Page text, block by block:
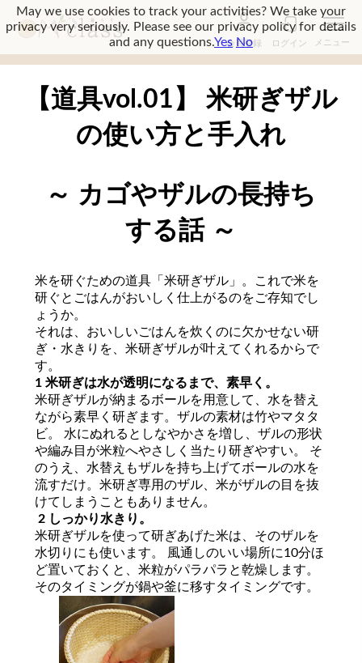
会員登録 ログイン
【道具vol.01】 米研ぎザル
の使い方と手入れ
～ カゴやザルの長持ち
する話 ～
米を研ぐための道具「米研ぎザル」。これで米を
研ぐとごはんがおいしく仕上がるのをご存知でし
ょうか。
それは、おいしいごはんを炊くのに欠かせない研
ぎ・水きりを、米研ぎザルが叶えてくれるからで
す。
1 米研ぎは水が透明になるまで、素早く。
米研ぎザルが納まるボールを用意して、水を替え
ながら素早く研ぎます。ザルの素材は竹やマタタ
ビ。 水にぬれるとしなやかさを増し、ザルの形状
や編み目が米粒へやさしく当たり研ぎやすい。 そ
のうえ、水替えもザルを持ち上げてボールの水を
流すだけ。米研ぎ専用のザル、米がザルの目を抜
けてしまうこともありません。
2 しっかり水きり。
米研ぎザルを使って研ぎあげた米は、そのザルを
水切りにも使います。 風通しのいい場所に10分ほ
ど置いておくと、米粒がパラパラと乾燥します。
そのタイミングが鍋や釜に移すタイミングです。
May we use cookies to track your activities? We take your
privacy very seriously. Please see our privacy policy for details
and any questions.Yes No